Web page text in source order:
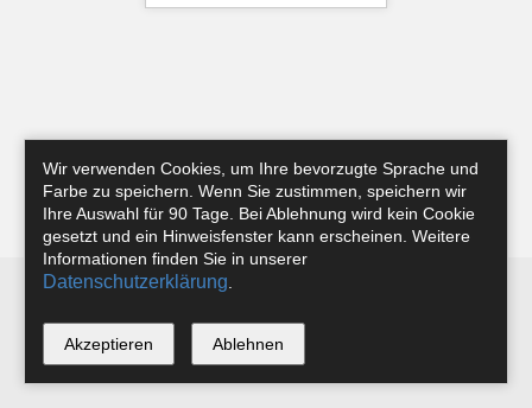
Instagram
*
Wir verwenden Cookies, um Ihre bevorzugte Sprache und
Farbe zu speichern. Wenn Sie zustimmen, speichern wir
Ihre Auswahl für 90 Tage. Bei Ablehnung wird kein Cookie
gesetzt und ein Hinweisfenster kann erscheinen. Weitere
Informationen finden Sie in unserer
Datenschutzerklärung
Akzeptieren Ablehnen